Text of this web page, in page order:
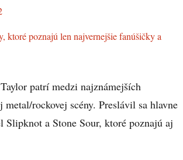
ktoré poznajú len najvernejšie fanúšičky a
patrí medzi najznámejších
metal/rockovej scény. Preslávil sa hlavne
Slipknot a Stone Sour, ktoré poznajú aj